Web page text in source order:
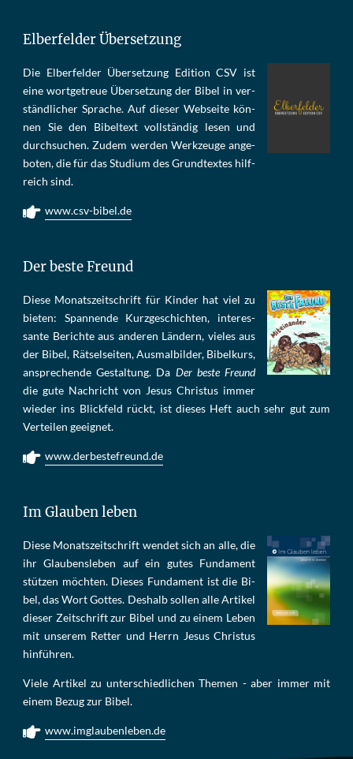
Elberfelder Übersetzung
Die Elber­fel­der Über­set­zung Edi­tion CSV ist
eine wort­ge­treue Über­set­zung der Bi­bel in ver­
ständ­li­cher Spra­che. Auf die­ser Web­sei­te kön­
nen Sie den Bi­bel­text voll­stän­dig le­sen und
durch­su­chen. Zu­dem wer­den Werk­zeu­ge an­ge­
bo­ten, die für das Stu­di­um des Grund­tex­tes hilf­
reich sind.
www.csv-bibel.de
Der beste Freund
Die­se Mo­nats­zeit­schrift für Kin­der hat viel zu
bie­ten: Span­nen­de Kurz­ge­schich­ten, in­te­res­
san­te Be­rich­te aus an­de­ren Län­dern, vie­les aus
der Bi­bel, Rät­sel­sei­ten, Aus­mal­bil­der, Bi­bel­kurs,
an­sprech­ende Ge­stal­tung. Da Der beste Freund
die gu­te Nach­richt von Je­sus Chris­tus im­mer
wie­der ins Blick­feld rückt, ist die­ses Heft auch sehr gut zum
Ver­tei­len ge­eig­net.
www.derbestefreund.de
Im Glauben leben
Die­se Mo­nats­zeit­schrift wen­det sich an alle, die
ihr Glau­bens­le­ben auf ein gu­tes Fun­da­ment
stüt­zen möch­ten. Die­ses Fun­da­ment ist die Bi­
bel, das Wort Got­tes. Des­halb sol­len al­le Ar­ti­kel
die­ser Zeit­schrift zur Bi­bel und zu ei­nem Le­ben
mit un­se­rem Ret­ter und Herrn Je­sus Chris­tus
hin­füh­ren.
Viele Artikel zu unterschiedlichen Themen - aber immer mit
einem Bezug zur Bibel.
www.imglaubenleben.de